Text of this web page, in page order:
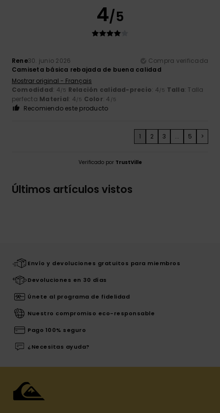
4/5
Rene30. junio 2026
Compra verificada
Camiseta básica rebajada de buena calidad
Mostrar original - Français
Comodidad: 4/5 Relación calidad-precio: 4/5 Talla: Talla
perfecta Material: 4/5 Color: 4 /5
Recomiendo este producto
1 2 3 ... 5 >
Verificado por TrustVille
Últimos artículos vistos
Envío y devoluciones gratuitos para miembros
Devoluciones en 30 días
Únete al programa de fidelidad
Nuestro compromiso eco-responsable
Pago 100% seguro
¿Necesitas ayuda?